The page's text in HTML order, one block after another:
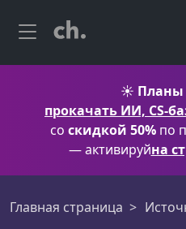
☀️ Планы
прокачать ИИ, CS-
со скидкой 50% по
— активируйна
Главная страница